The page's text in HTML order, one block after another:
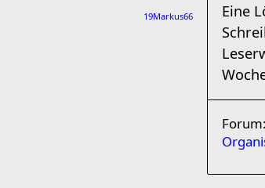
19Markus66
Eine
Forum: